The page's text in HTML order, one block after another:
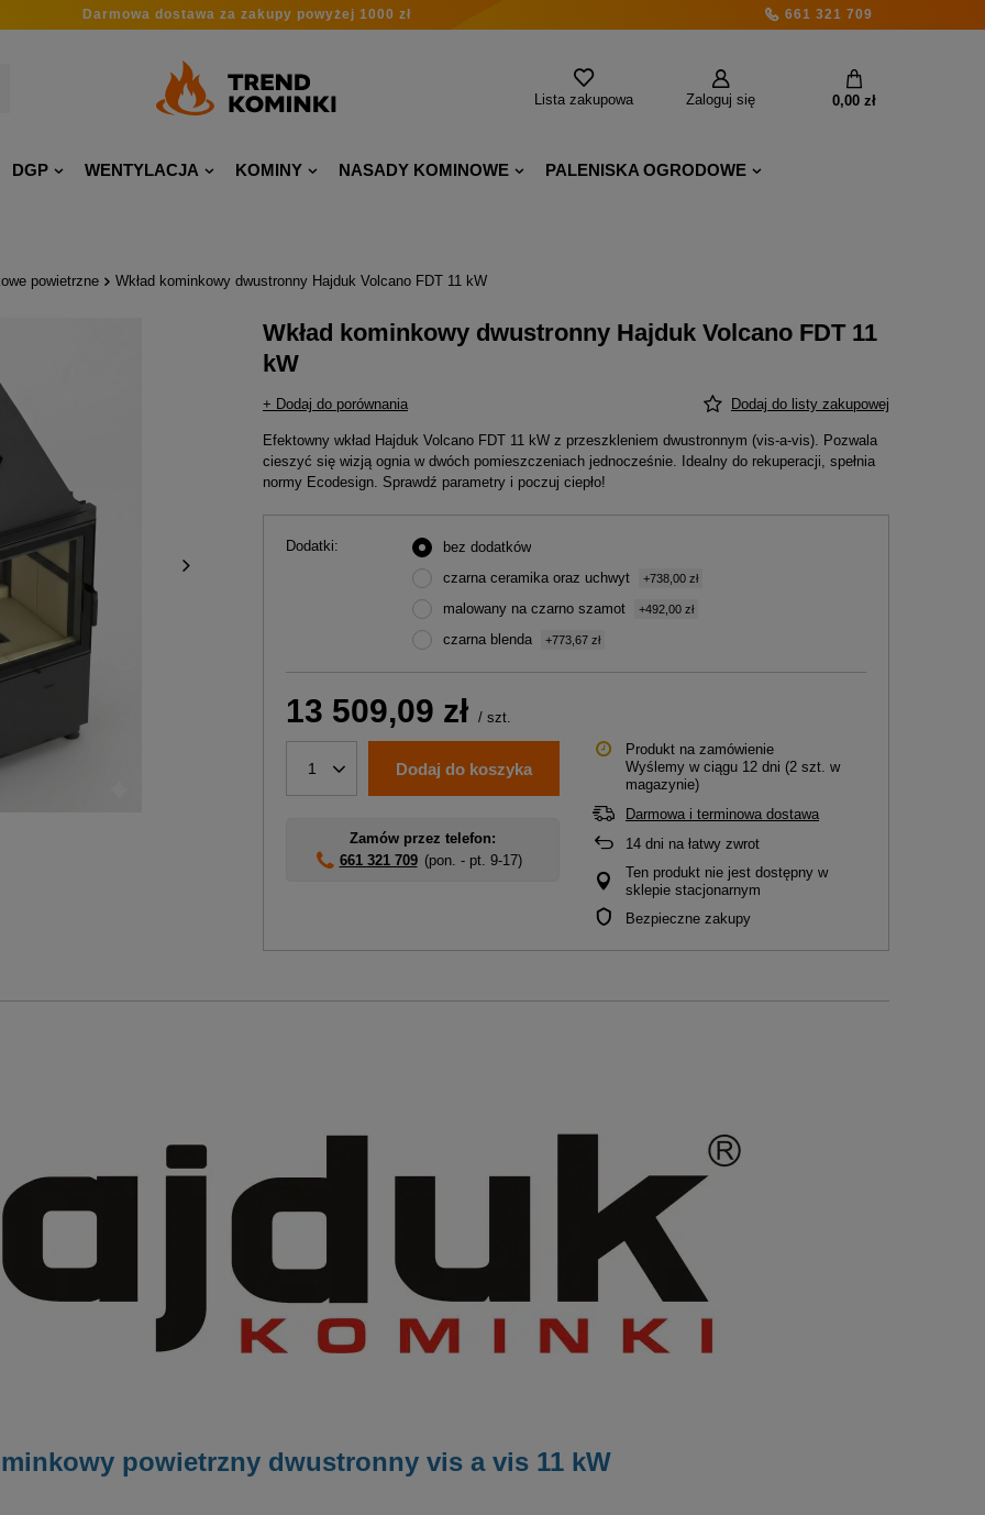
Darmowa dostawa za zakupy powyżej 1000 zł 661 321 709
Zaloguj się
Lista zakupowa 0,00 zł
DGP WENTYLACJA KOMINY NASADY KOMINOWE
PALENISKA OGRODOWE
powietrzne Wkład kominkowy dwustronny Hajduk Volcano FDT 11 kW
Wkład kominkowy dwustronny Hajduk Volcano FDT 11
kW
+ Dodaj do porównania Dodaj do listy zakupowej
Efektowny wkład Hajduk Volcano FDT 11 kW z przeszkleniem dwustronnym (vis-a-vis). Pozwala
cieszyć się wizją ognia w dwóch pomieszczeniach jednocześnie. Idealny do rekuperacji, spełnia
normy Ecodesign. Sprawdź parametry i poczuj ciepło!
Dodatki
bez dodatków
czarna ceramika oraz uchwyt
+738,00 zł
malowany na czarno szamot +492,00 zł
czarna blenda +773,67 zł
13 509,09 zł / szt.
1 Dodaj do koszyka
Zamów przez telefon:
661 321 709 (pon. - pt. 9-17)
Produkt na zamówienie
Wyślemy w ciągu 12 dni (2 szt. w
magazynie)
Darmowa i terminowa dostawa
14 dni na łatwy zwrot
Ten produkt nie jest dostępny w
sklepie stacjonarnym
Bezpieczne zakupy
powietrzny dwustronny vis a vis 11 kW